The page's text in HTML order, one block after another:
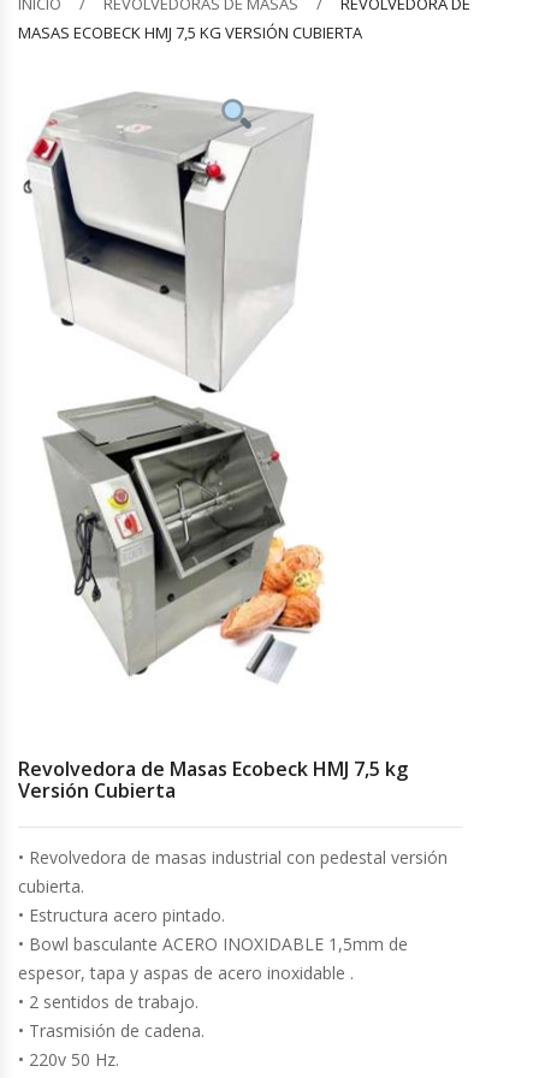
Barquilleras
Batidoras
Bolsas De Sellado Al Vacío
Cafeteras
Calentadores De Platos
Cámaras Fermentadoras
Campanas Industriales
Carros Bandejeros
Cocedoras De Pastas
Cocinas Industriales
Encimeras Eléctricas
Congeladoras Tapa Dura
Coolers / Visicoolers
Cortadoras De Fiambre
Cortadoras De Huesos
MASAS ECOBECK HMJ 7,5 KG VERSIÓN CUBIERTA
Revolvedora de Masas Ecobeck HMJ 7,5 kg
Versión Cubierta
• Revolvedora de masas industrial con pedestal versión
cubierta.
• Estructura acero pintado.
• Bowl basculante ACERO INOXIDABLE 1,5mm de
espesor, tapa y aspas de acero inoxidable .
• 2 sentidos de trabajo.
• Trasmisión de cadena.
• 220v 50 Hz.